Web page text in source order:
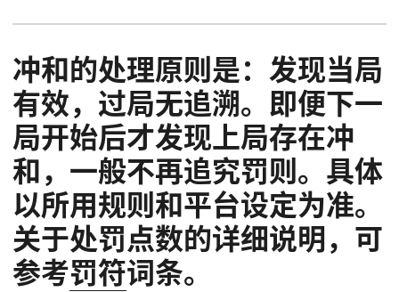
冲和的处理原则是： 发现当局
有效，过局无追溯。即便下一
局开始后才发现上局存在冲
和，一般不再追究罚则。具体
以所用规则和平台设定为准。
关于处罚点数的详细说明，可
参考罚符词条。